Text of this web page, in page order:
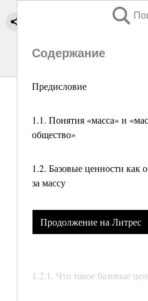
Содержание
Предисловие
1.1. Понятия «масса» и
общество»
1.2. Базовые ценности как
за массу
Продолжение на Литрес
1.2.1. Что такое базовые